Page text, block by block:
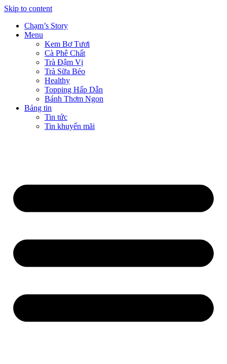
Skip to content
Chạm’s Story
Menu
Kem Bơ Tươi
Cà Phê Chất
Trà Đậm Vị
Trà Sữa Béo
Healthy
Topping Hấp Dẫn
Bánh Thơm Ngon
Bảng tin
Tin tức
Tin khuyến mãi